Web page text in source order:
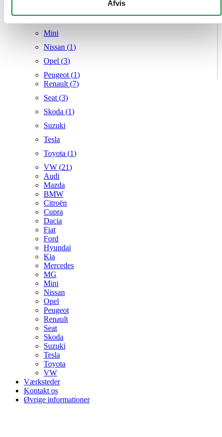
givet dem, eller som de har indsamlet fra din brug af deres
tjenester.
Afvis
Mini
Nissan (1)
Opel (3)
Peugeot (1)
Renault (7)
Seat (3)
Skoda (1)
Suzuki
Tesla
Toyota (1)
VW (21)
Audi
Mazda
BMW
Citroën
Cupra
Dacia
Fiat
Ford
Hyundai
Kia
Mercedes
MG
Mini
Nissan
Opel
Peugeot
Renault
Seat
Skoda
Suzuki
Tesla
Toyota
VW
Værksteder
Kontakt os
Øvrige informationer